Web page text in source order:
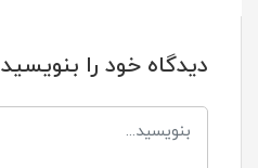
دیدگاه خود را بنویسید